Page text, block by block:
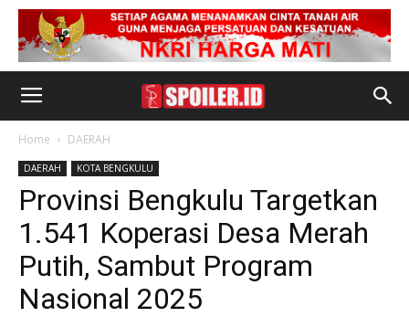
Home DAERAH
DAERAH KOTA BENGKULU
Provinsi Bengkulu Targetkan
1.541 Koperasi Desa Merah
Putih, Sambut Program
Nasional 2025